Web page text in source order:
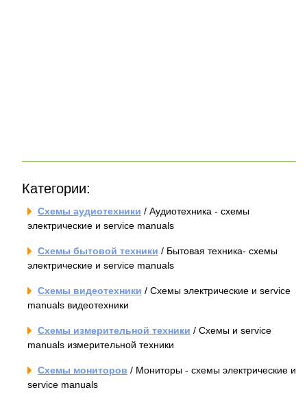
Категории:
Схемы аудиотехники / Аудиотехника - схемы
электрические и service manuals
Схемы бытовой техники / Бытовая техника- схемы
электрические и service manuals
Схемы видеотехники / Схемы электрические и service
manuals видеотехники
Схемы измерительной техники / Схемы и service
manuals измерительной техники
Схемы мониторов / Мониторы - схемы электрические и
service manuals